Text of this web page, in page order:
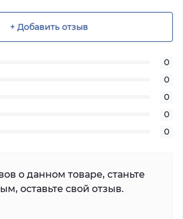
+ Добавить отзыв
0
0
0
0
0
о данном товаре, станьте
оставьте свой отзыв.